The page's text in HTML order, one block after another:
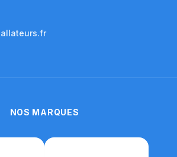
NOS MARQUES